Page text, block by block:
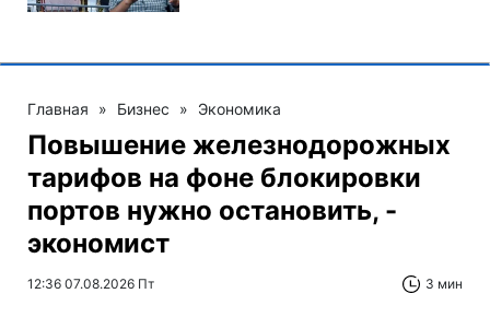
Главная » Бизнес » Экономика
Повышение железнодорожных
тарифов на фоне блокировки
портов нужно остановить, -
экономист
12:36 07.08.2026 Пт 3 мин